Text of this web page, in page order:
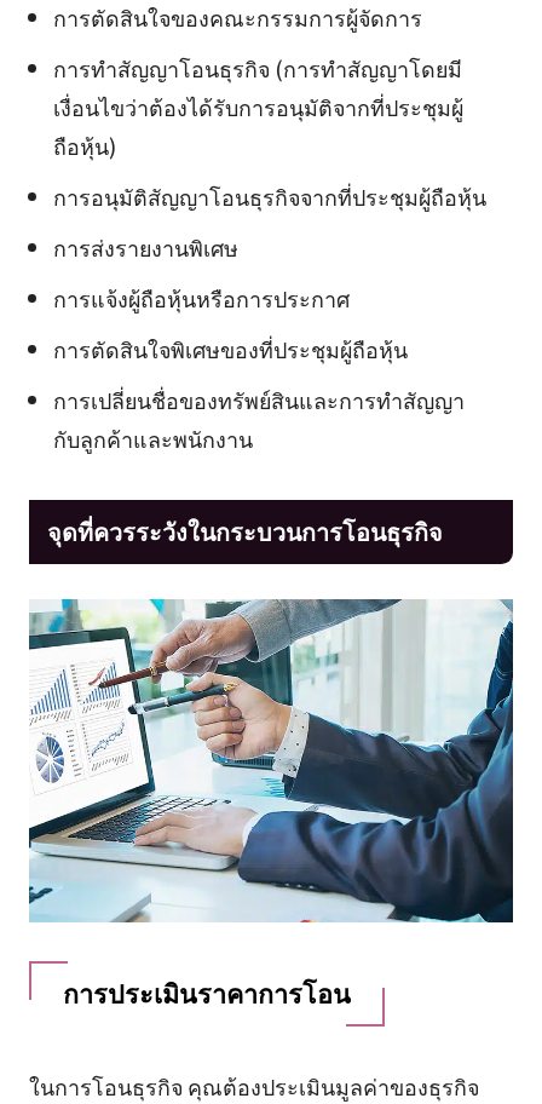
การตัดสินใจของคณะกรรมการผู้จัดการ
การทำสัญญาโอนธุรกิจ (การทำสัญญาโดยมี
เงื่อนไขว่าต้องได้รับการอนุมัติจากที่ประชุมผู้
ถือหุ้น)
การอนุมัติสัญญาโอนธุรกิจจากที่ประชุมผู้ถือหุ้น
การส่งรายงานพิเศษ
การแจ้งผู้ถือหุ้นหรือการประกาศ
การตัดสินใจพิเศษของที่ประชุมผู้ถือหุ้น
การเปลี่ยนชื่อของทรัพย์สินและการทำสัญญา
กับลูกค้าและพนักงาน
จุดที่ควรระวังในกระบวนการโอนธุรกิจ
การประเมินราคาการโอน
ในการโอนธุรกิจ คุณต้องประเมินมูลค่าของธุรกิจ